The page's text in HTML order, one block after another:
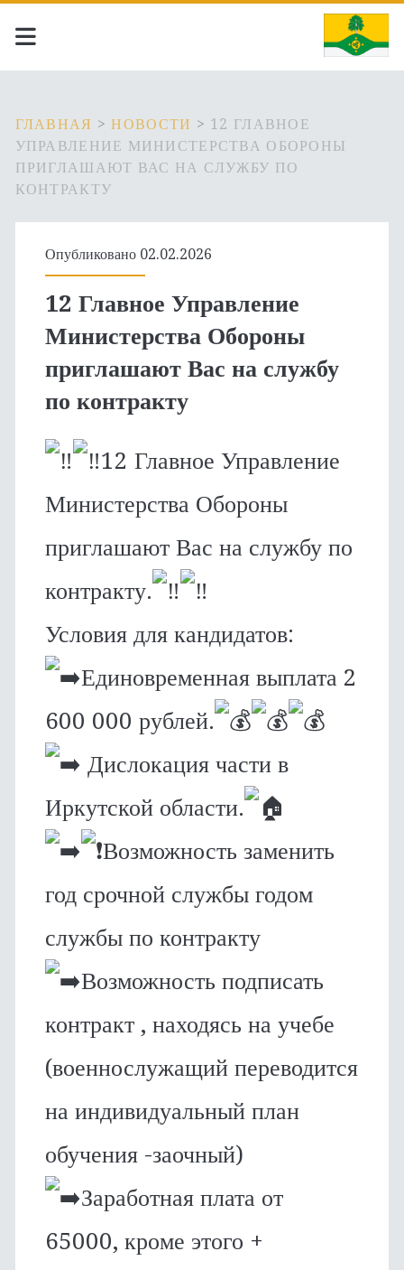
ГЛАВНАЯ >НОВОСТИ > 12 ГЛАВНОЕ
УПРАВЛЕНИЕ МИНИСТЕРСТВА ОБОРОНЫ
ПРИГЛАШАЮТ ВАС НА СЛУЖБУ ПО
КОНТРАКТУ
Опубликовано 02.02.2026
12 Главное Управление
Министерства Обороны
приглашают Вас на службу
по контракту
12 Главное Управление
Министерства Обороны
приглашают Вас на службу по
контракту.
Условия для кандидатов:
Единовременная выплата 2
600 000 рублей.
Дислокация части в
Иркутской области.
️Возможность заменить
год срочной службы годом
службы по контракту
Возможность подписать
контракт , находясь на учебе
(военнослужащий переводится
на индивидуальный план
обучения -заочный)
Заработная плата от
65000, кроме этого +